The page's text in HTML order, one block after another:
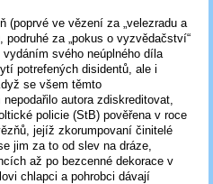
(poprvé ve vězení za „velezradu a
podruhé za „pokus o vyzvědačství“
svého neúplného díla
potrefených disidentů, ale i
se všem těmto
autora zdiskreditovat,
policie (StB) pověřena v roce
jejíž zkorumpovaní činitelé
jim za to od slev na dráze,
až po bezcenné dekorace v
chlapci a pohrobci dávají